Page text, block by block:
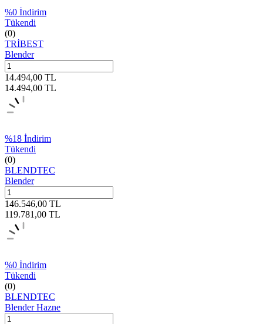
%0 İndirim
Tükendi
(0)
TRİBEST
Blender
14.494,00 TL
14.494,00 TL
%18 İndirim
Tükendi
(0)
BLENDTEC
Blender
146.546,00 TL
119.781,00 TL
%0 İndirim
Tükendi
(0)
BLENDTEC
Blender Hazne